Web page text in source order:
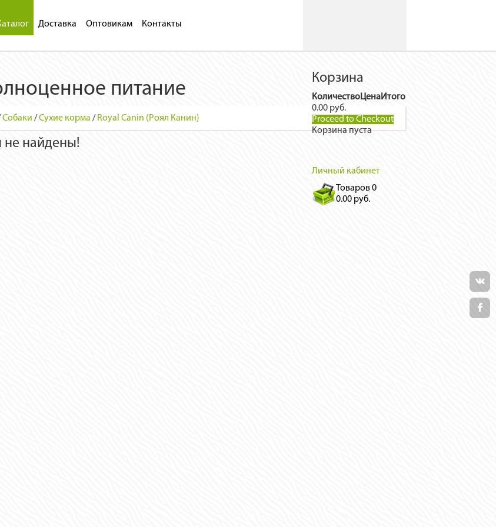
Доставка Оптовикам Контакты
Корзина
КоличествоЦенаИтого
0.00 руб.
Proceed to Checkout
Корзина пуста
Личный кабинет
Товаров0
0.00 руб.
питание
Собаки /Сухие корма / Royal Canin (Роял Канин)
не найдены!